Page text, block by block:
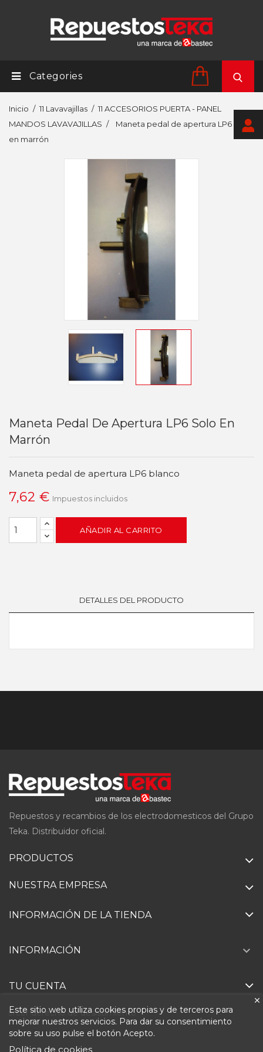
Categories
Inicio 11 Lavavajillas
11 ACCESORIOS PUERTA - PANEL
MANDOS LAVAVAJILLAS
Maneta pedal de apertura LP6 solo
en marrón
Maneta Pedal De Apertura LP6 Solo En
Marrón
Maneta pedal de apertura LP6 blanco
7,62 € Impuestos incluidos
AÑADIR AL CARRITO
DETALLES DEL PRODUCTO
Repuestos y recambios de los electrodomesticos del Grupo
Teka. Distribuidor oficial.
PRODUCTOS
NUESTRA EMPRESA
INFORMACIÓN DE LA TIENDA
Este sitio web utiliza cookies propias y de terceros para
mejorar nuestros servicios. Para dar su consentimiento
sobre su uso pulse el botón Acepto.
Política de cookies
INFORMACIÓN 
TU CUENTA
Ejercer derecho de desistimiento